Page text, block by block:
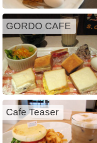
GORDO CAFE
Cafe Teaser